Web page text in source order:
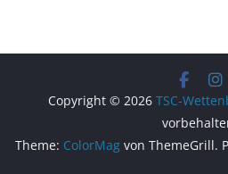
Copyright © 2026 TSC-
Theme: ColorMag von ThemeGrill.